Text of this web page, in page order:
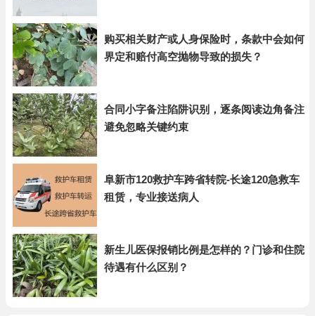
购买相关财产或人身保险时，条款中会如何
界定和赔付高空抛物导致的损失？
合同小字备注陷阱识别，逐条阅读边角备注
避免忽略关键约束
阜新市120救护车跨省转院-长途120急救车
租赁，专业接送病人
新生儿医保报销比例是怎样的？门诊和住院
待遇有什么区别？